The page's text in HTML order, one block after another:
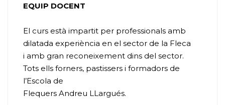
EQUIP DOCENT
El curs està impartit per professionals amb
dilatada experiència en el sector de la Fleca
i amb gran reconeixement dins del sector.
Tots ells forners, pastissers i formadors de
l’Escola de
Flequers Andreu LLargués.